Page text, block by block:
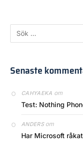
Senaste
CAHYAEKA om
Test: Nothing
ANDERSom
Har Microsoft